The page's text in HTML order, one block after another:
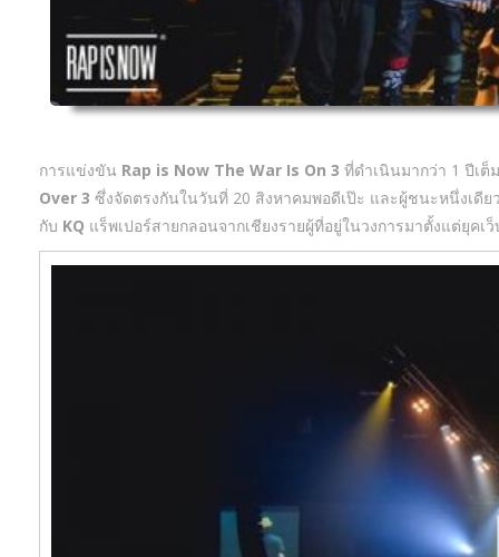
การแข่งขัน Rap is Now The War Is On 3 ที่ดำเนินมากว่า 1 ปีเ
Over 3 ซึ่งจัดตรงกันในวันที่ 20 สิงหาคมพอดีเป๊ะ และผู้ชนะหนึ่งเดี
กับ KQ แร็พเปอร์สายกลอนจากเชียงรายผู้ที่อยู่ในวงการมาตั้งแต่ยุคเ